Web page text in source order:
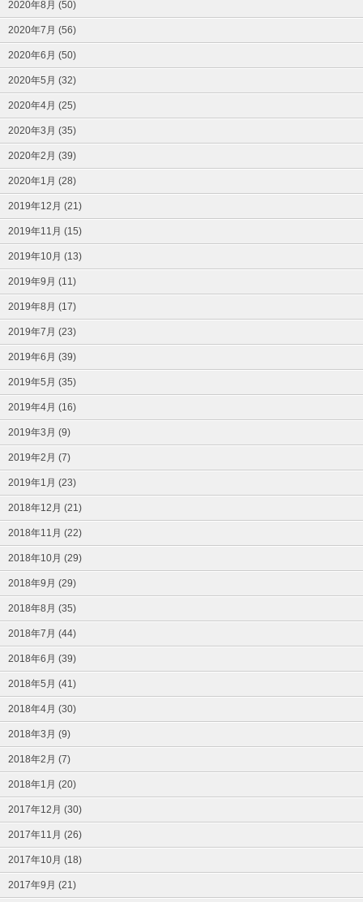
2020年8月 (50)
2020年7月 (56)
2020年6月 (50)
2020年5月 (32)
2020年4月 (25)
2020年3月 (35)
2020年2月 (39)
2020年1月 (28)
2019年12月 (21)
2019年11月 (15)
2019年10月 (13)
2019年9月 (11)
2019年8月 (17)
2019年7月 (23)
2019年6月 (39)
2019年5月 (35)
2019年4月 (16)
2019年3月 (9)
2019年2月 (7)
2019年1月 (23)
2018年12月 (21)
2018年11月 (22)
2018年10月 (29)
2018年9月 (29)
2018年8月 (35)
2018年7月 (44)
2018年6月 (39)
2018年5月 (41)
2018年4月 (30)
2018年3月 (9)
2018年2月 (7)
2018年1月 (20)
2017年12月 (30)
2017年11月 (26)
2017年10月 (18)
2017年9月 (21)